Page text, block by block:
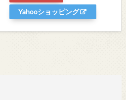
Yahooショッピング